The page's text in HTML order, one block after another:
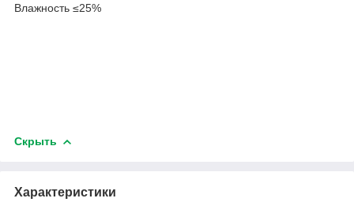
Влажность ≤25%
Скрыть
Характеристики